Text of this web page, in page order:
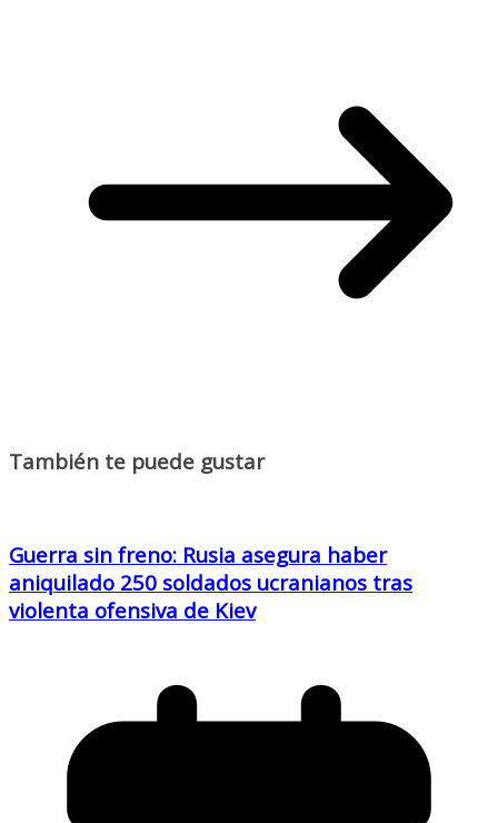
También te puede gustar
Guerra sin freno: Rusia asegura haber
aniquilado 250 soldados ucranianos tras
violenta ofensiva de Kiev